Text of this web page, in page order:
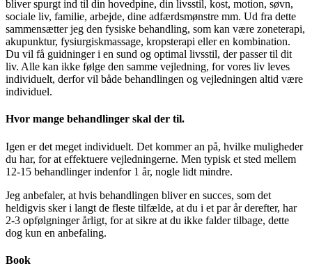
bliver spurgt ind til din hovedpine, din livsstil, kost, motion, søvn,
sociale liv, familie, arbejde, dine adfærdsmønstre mm. Ud fra dette
sammensætter jeg den fysiske behandling, som kan være zoneterapi,
akupunktur, fysiurgiskmassage, kropsterapi eller en kombination.
Du vil få guidninger i en sund og optimal livsstil, der passer til dit
liv. Alle kan ikke følge den samme vejledning, for vores liv leves
individuelt, derfor vil både behandlingen og vejledningen altid være
individuel.
Hvor mange behandlinger skal der til.
Igen er det meget individuelt. Det kommer an på, hvilke muligheder
du har, for at effektuere vejledningerne. Men typisk et sted mellem
12-15 behandlinger indenfor 1 år, nogle lidt mindre.
Jeg anbefaler, at hvis behandlingen bliver en succes, som det
heldigvis sker i langt de fleste tilfælde, at du i et par år derefter, har
2-3 opfølgninger årligt, for at sikre at du ikke falder tilbage, dette
dog kun en anbefaling.
Book